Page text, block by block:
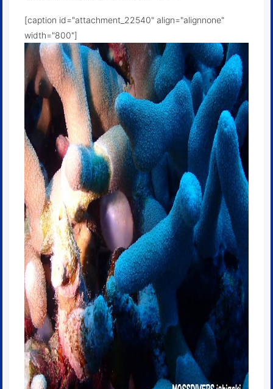
[caption id="attachment_22540" align="alignnone"
width="800"]